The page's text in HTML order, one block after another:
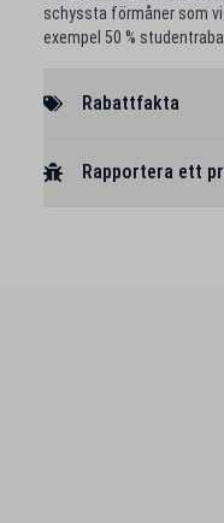
schyssta förmåner som vi
exempel 50 %
Rabattfakta
Rapportera ett